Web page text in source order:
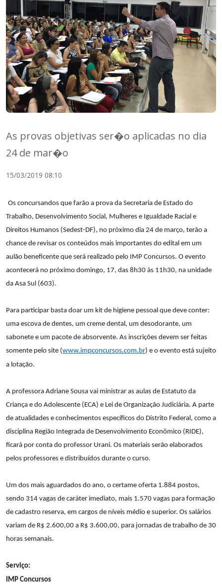
As provas objetivas ser�o aplicadas no dia
24 de mar�o
15/03/2019 08:10
Os concursandos que farão a prova da Secretaria de Estado do
Trabalho, Desenvolvimento Social, Mulheres e Igualdade Racial e
Direitos Humanos (Sedest-DF), no próximo dia 24 de março, terão a
chance de revisar os conteúdos mais importantes do edital em um
aulão beneficente que será realizado pelo IMP Concursos. O evento
acontecerá no próximo domingo, 17, das 8h30 às 11h30, na unidade
da Asa Sul (603).
Para participar basta doar um kit de higiene pessoal que deve conter:
uma escova de dentes, um creme dental, um desodorante, um
sabonete e um pacote de absorvente. As inscrições devem ser feitas
somente pelo site (www.impconcursos.com.br) e o evento está sujeito
a lotação.
A professora Adriane Sousa vai ministrar as aulas de Estatuto da
Criança e do Adolescente (ECA) e Lei de Organização Judiciária. A parte
de atualidades e conhecimentos específicos do Distrito Federal, como a
disciplina Região Integrada de Desenvolvimento Econômico (RIDE),
ficará por conta do professor Urani. Os materiais serão elaborados
pelos professores e distribuídos durante o curso.
Um dos mais aguardados do ano, o certame oferta 1.884 postos,
sendo 314 vagas de caráter imediato, mais 1.570 vagas para formação
de cadastro reserva, em cargos de níveis médio e superior. Os salários
variam de R$ 2.600,00 a R$ 3.600,00, para jornadas de trabalho de 30
horas semanais.
Serviço:
IMP Concursos